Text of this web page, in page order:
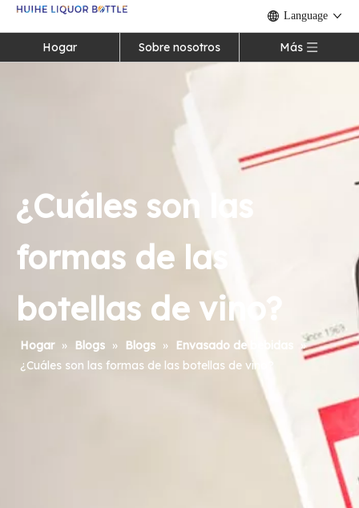
Language
Hogar Sobre nosotros Más
¿Cuáles son las
formas de las
botellas de vino?
Hogar » Blogs » Blogs » Envasado de bebidas
»
¿Cuáles son las formas de las botellas de vino?